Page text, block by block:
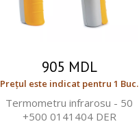
905 MDL
Prețul este indicat pentru 1 Buc.
Termometru infrarosu - 50
+500 0141404 DER